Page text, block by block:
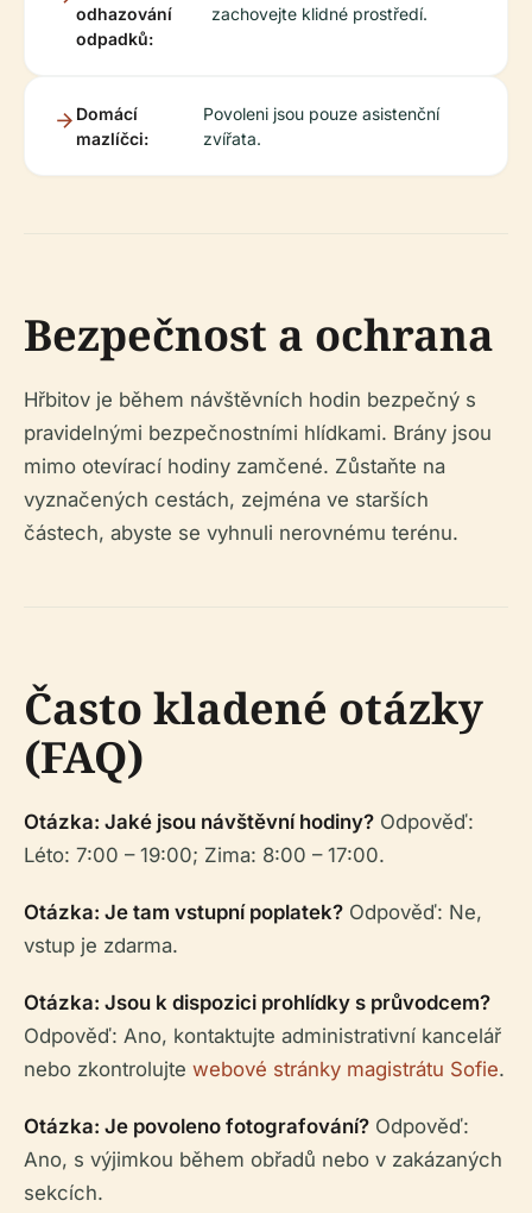
odhazování
odpadků:
zachovejte klidné prostředí.
Domácí
mazlíčci:
Povoleni jsou pouze asistenční
zvířata.
Bezpečnost a ochrana
Hřbitov je během návštěvních hodin bezpečný s
pravidelnými bezpečnostními hlídkami. Brány jsou
mimo otevírací hodiny zamčené. Zůstaňte na
vyznačených cestách, zejména ve starších
částech, abyste se vyhnuli nerovnému terénu.
Často kladené otázky
(FAQ)
Otázka: Jaké jsou návštěvní hodiny? Odpověď:
Léto: 7:00 – 19:00; Zima: 8:00 – 17:00.
Otázka: Je tam vstupní poplatek? Odpověď: Ne,
vstup je zdarma.
Otázka: Jsou k dispozici prohlídky s průvodcem?
Odpověď: Ano, kontaktujte administrativní kancelář
nebo zkontrolujte webové stránky magistrátu Sofie.
Otázka: Je povoleno fotografování? Odpověď:
Ano, s výjimkou během obřadů nebo v zakázaných
sekcích.